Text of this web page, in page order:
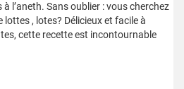
l’aneth. Sans oublier : vous cherchez
lottes , lotes? Délicieux et facile à
cette recette est incontournable